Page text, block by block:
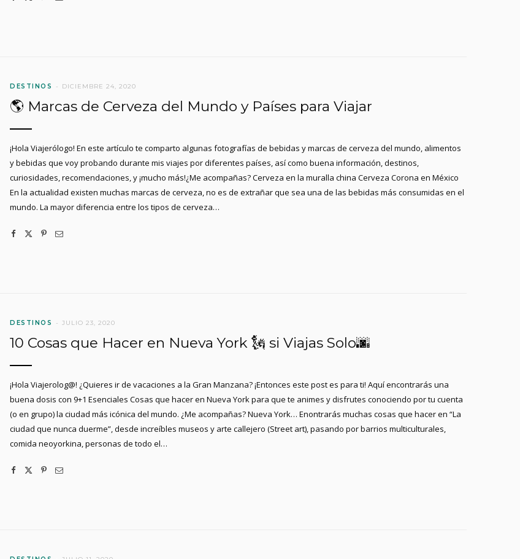
DESTINOS DICIEMBRE 24, 2020
🌎 Marcas de Cerveza del Mundo y Países para Viajar
¡Hola Viajerólogo! En este artículo te comparto algunas fotografías de bebidas y marcas de cerveza del mundo, alimentos
y bebidas que voy probando durante mis viajes por diferentes países, así como buena información, destinos,
curiosidades, recomendaciones, y ¡mucho más!¿Me acompañas? Cerveza en la muralla china Cerveza Corona en México
En la actualidad existen muchas marcas de cerveza, no es de extrañar que sea una de las bebidas más consumidas en el
mundo. La mayor diferencia entre los tipos de cerveza…
DESTINOS JULIO 23, 2020
10 Cosas que Hacer en Nueva York 🗽 si Viajas Solo🌆
¡Hola Viajerolog@! ¿Quieres ir de vacaciones a la Gran Manzana? ¡Entonces este post es para ti! Aquí encontrarás una
buena dosis con 9+1 Esenciales Cosas que hacer en Nueva York para que te animes y disfrutes conociendo por tu cuenta
(o en grupo) la ciudad más icónica del mundo. ¿Me acompañas? Nueva York… Enontrarás muchas cosas que hacer en “La
ciudad que nunca duerme”, desde increíbles museos y arte callejero (Street art), pasando por barrios multiculturales,
comida neoyorkina, personas de todo el…